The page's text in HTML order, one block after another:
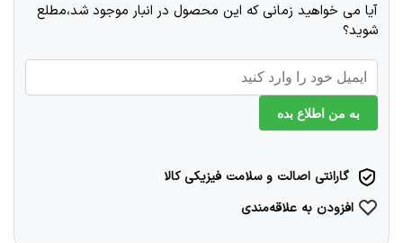
آیا می خواهید زمانی که این محصول در انبار موجود شد،مطلع
شوید؟
به من اطلاع بده
گارانتی اصالت و سلامت فیزیکی کالا
افزودن به علاقه‌مندی